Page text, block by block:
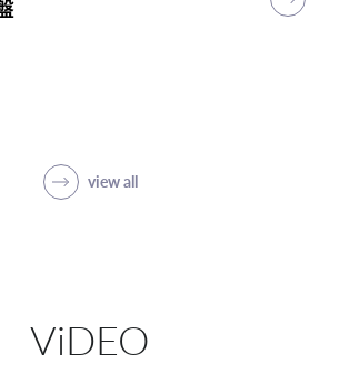
(1CD＋5Blu-ray＋PHOTO
view all
ViDEO